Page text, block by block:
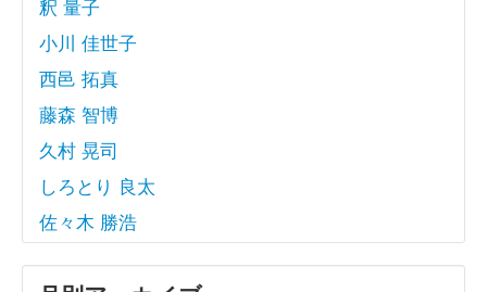
釈 量子
小川 佳世子
西邑 拓真
藤森 智博
久村 晃司
しろとり 良太
佐々木 勝浩